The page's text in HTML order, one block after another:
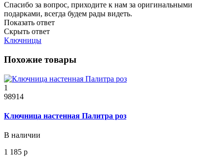
Спасибо за вопрос, приходите к нам за оригинальными
подарками, всегда будем рады видеть.
Показать ответ
Скрыть ответ
Ключницы
Похожие товары
1
98914
Ключница настенная Палитра роз
В наличии
1 185 р